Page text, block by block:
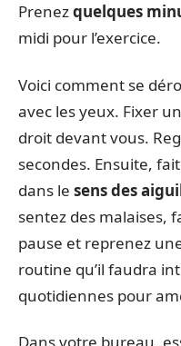
Prenezquelques
midi pour l’exercice.
Voici comment se
avec les yeux. Fixer
droit devant vous.
secondes. Ensuite,
dans le sens des
sentez des malaises,
pause et reprenez
routine qu’il faudra
quotidiennes pour